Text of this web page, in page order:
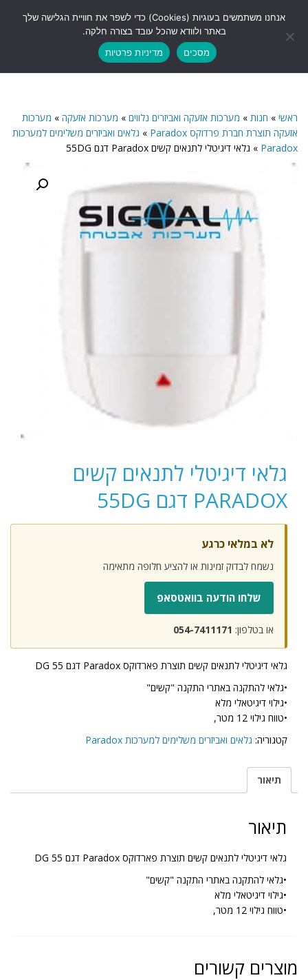
תפריט
ראשי » חנות » מערכות אזעקה ואביזרים נלווים » מערכות אזעקה » מערכות
אזעקה תוצרת חברת פרדוקס Paradox
» גלאים ואביזרים משלימים למערכות
Paradox
» גלאי דיגיטלי לתנאים קשים Paradox דגם 55DG
גלאי דיגיטלי לתנאים קשים
PARADOX דגם 55DG
לא במלאי כרגע
נשמח לבדוק זמינות או להציע חלופה מתאימה
שלחו הודעה בוואטסאפ
או בטלפון: 054-7411171
גלאי דיגיטלי לתנאים קשים תוצרת פארדוקס Paradox דגם 55 DG
•גלאי להתקנה באתרי התקנה "קשים"
•גילוי דיגיטאלי מלא
•טווח גילוי 12 מטר,
קטגוריה: גלאים ואביזרים משלימים למערכות Paradox
תיאור
תיאור
גלאי דיגיטלי לתנאים קשים תוצרת פארדוקס Paradox דגם 55 DG
•גלאי להתקנה באתרי התקנה "קשים"
•גילוי דיגיטאלי מלא
•טווח גילוי 12 מטר,
מוצרים קשורים
אנחנו משתמשים בעוגיות (Cookies) כדי לשפר את חוויית הגלישה שלך
באתר ולוודא שהכל עובד בצורה חלקה.
מסכים
מדיניות פרטיות